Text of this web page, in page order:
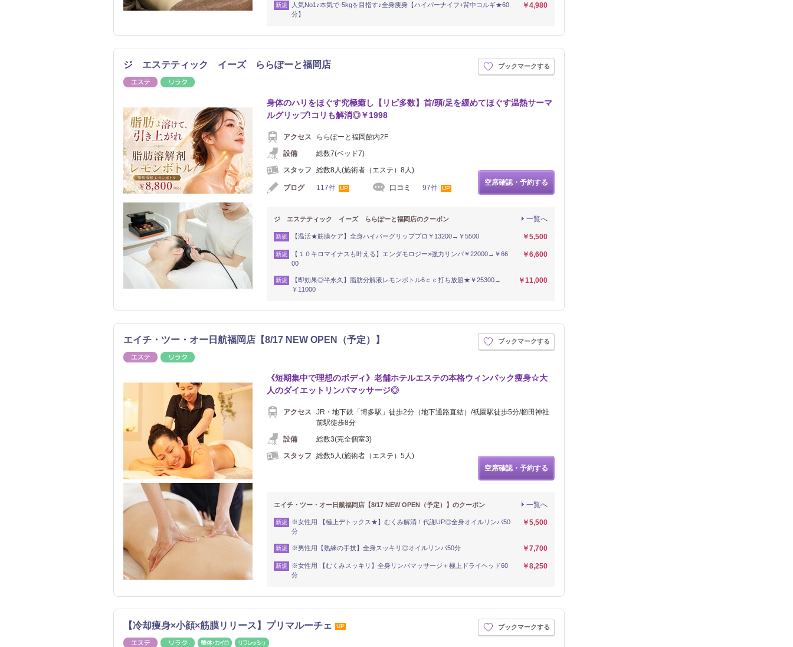
新規
人気No1♪本気で-5kgを目指す♪全身痩身【ハイパーナイフ+背中コルギ★60
分】
￥4,980
ジ エステティック イーズ ららぽーと福岡店
エステ
ブックマークする
身体のハリをほぐす究極癒し【リピ多数】首/頭/足を緩めてほぐす温熱サーマ
ルグリップ!コリも解消◎￥1998
アクセス
ららぽーと福岡館内2F
設備
総数7(ベッド7)
スタッフ
総数8人(施術者（エステ）8人)
ブログ 117件 UP 口コミ 97件 UP
空席確認・予約する
一覧へ
ジ エステティック イーズ ららぽーと福岡店のクーポン
新規 【温活★筋膜ケア】全身ハイパーグリッププロ￥13200→￥5500 ￥5,500
新規
【１０キロマイナスも叶える】エンダモロジー×強力リンパ￥22000→￥66
00
￥6,600
新規
【即効果◎半永久】脂肪分解液レモンボトル6ｃｃ打ち放題★￥25300→
￥11000
￥11,000
エイチ・ツー・オー日航福岡店【8/17 NEW OPEN（予定）】
エステ
ブックマークする
《短期集中で理想のボディ》老舗ホテルエステの本格ウィンバック痩身☆大
人のダイエットリンパマッサージ◎
アクセス
JR・地下鉄「博多駅」徒歩2分（地下通路直結）/祇園駅徒歩5分/櫛田神社
前駅徒歩8分
設備
総数3(完全個室3)
スタッフ
総数5人(施術者（エステ）5人)
空席確認・予約する
一覧へ
エイチ・ツー・オー日航福岡店【8/17 NEW OPEN（予定）】のクーポン
新規
※女性用 【極上デトックス★】むくみ解消！代謝UP◎全身オイルリンパ50
分
￥5,500
新規 ※男性用【熟練の手技】全身スッキリ◎オイルリンパ50分 ￥7,700
新規
※女性用 【むくみスッキリ】全身リンパマッサージ＋極上ドライヘッド60
分
￥8,250
【冷却痩身×小顔×筋膜リリース】プリマルーチェ UP
エステ リラク 整体・カイロ
ブックマークする